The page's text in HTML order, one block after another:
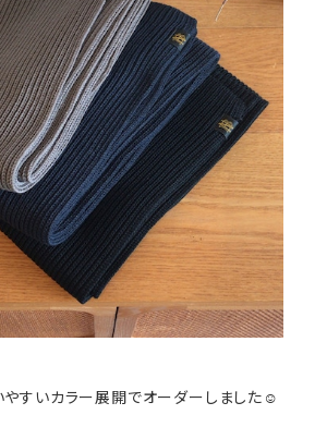
やすいカラー展開でオーダーしました☺️